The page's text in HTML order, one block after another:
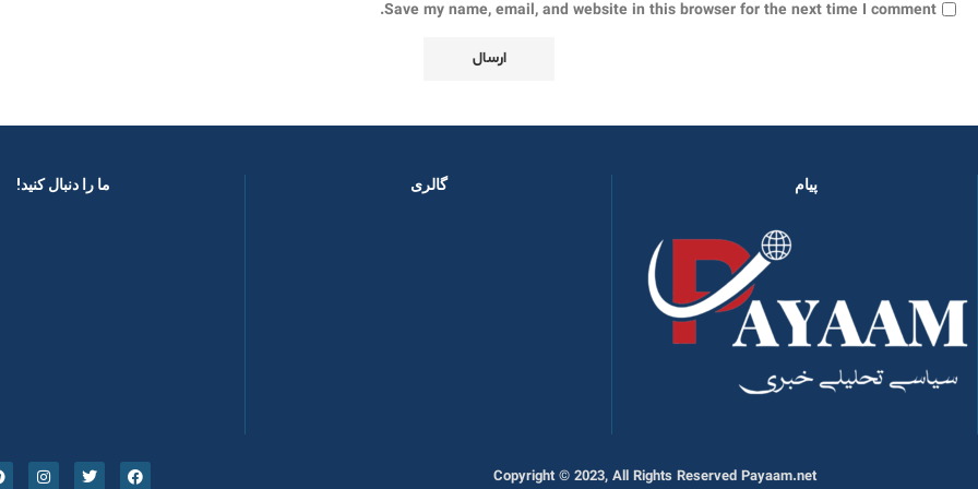
Save my name, email, and website in this browser for the next time I comment.
پیام گالری ما را دنبال کنید! ​
Copyright © 2023, All Rights Reserved Payaam.net